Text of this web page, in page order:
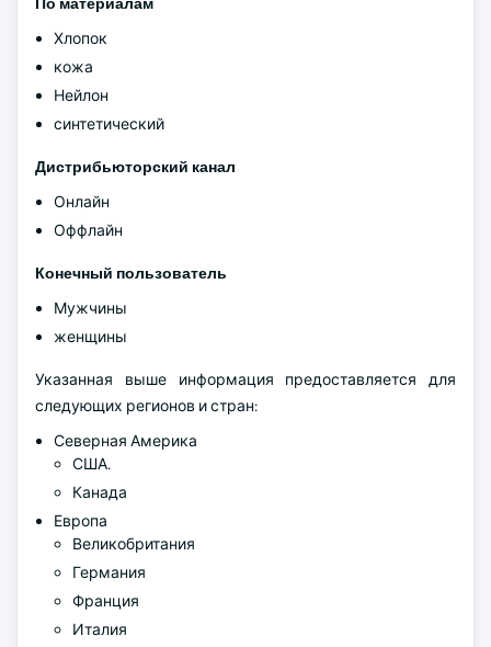
Хлопок
кожа
Нейлон
синтетический
Дистрибьюторский канал
Онлайн
Оффлайн
Конечный пользователь
Мужчины
женщины
Указанная выше информация предоставляется для
следующих регионов и стран:
Северная Америка
США.
Канада
Европа
Великобритания
Германия
Франция
Италия